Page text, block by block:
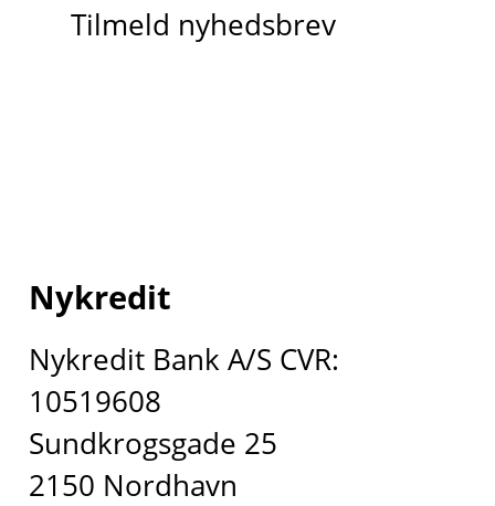
Tilmeld nyhedsbrev
Nykredit
Nykredit Bank A/S CVR:
10519608
Sundkrogsgade 25
2150 Nordhavn